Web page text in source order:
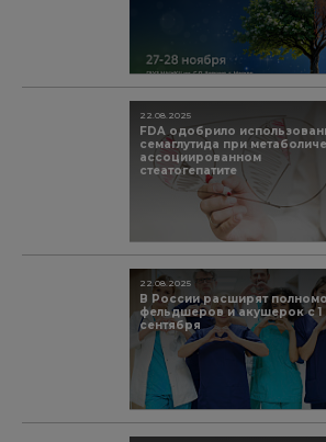
FDA одобрило
семаглутида при
ассоциированном
стеатогепатите
22.08.2025
В России расширят
фельдшеров и акушерок с 1
сентября
22.08.2025